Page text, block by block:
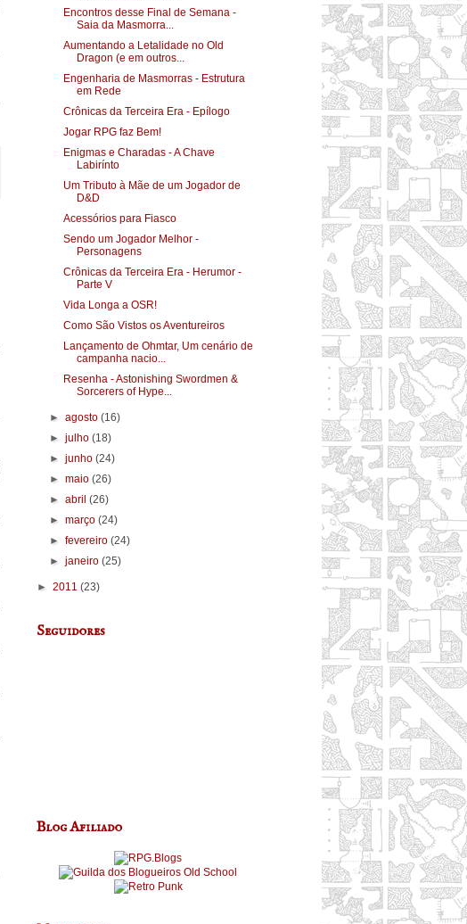
Encontros desse Final de Semana -
Saia da Masmorra...
Aumentando a Letalidade no Old
Dragon (e em outros...
Engenharia de Masmorras - Estrutura
em Rede
Crônicas da Terceira Era - Epílogo
Jogar RPG faz Bem!
Enigmas e Charadas - A Chave
Labirínto
Um Tributo à Mãe de um Jogador de
D&D
Acessórios para Fiasco
Sendo um Jogador Melhor -
Personagens
Crônicas da Terceira Era - Herumor -
Parte V
Vida Longa a OSR!
Como São Vistos os Aventureiros
Lançamento de Ohmtar, Um cenário de
campanha nacio...
Resenha - Astonishing Swordmen &
Sorcerers of Hype...
►agosto(16)
►julho(18)
►junho(24)
►maio(26)
►abril(26)
►março(24)
►fevereiro(24)
►janeiro(25)
► 2011 (23)
Seguidores
Blog Afiliado